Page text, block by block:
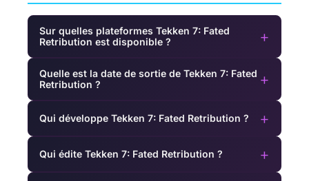
Sur quelles plateformes Tekken 7: Fated
Retribution est disponible ?
+
Quelle est la date de sortie de Tekken 7: Fated
Retribution ?
+
Qui développe Tekken 7: Fated Retribution ? +
Qui édite Tekken 7: Fated Retribution ? +